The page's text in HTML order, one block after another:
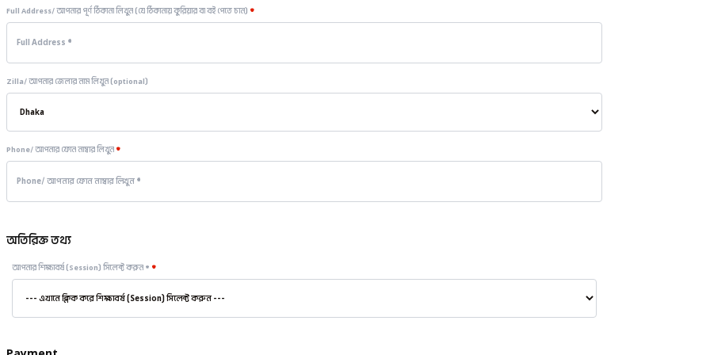
Full Address/ আপনার পূর্ণ ঠিকানা লিখুন (যে ঠিকানায় কুরিয়ার বা বই পেতে চান) *
Zilla/ আপনার জেলার নাম লিখুন(optional)
Phone/ আপনার ফোন নাম্বার লিখুন *
অতিরিক্ত তথ্য
আপনার শিক্ষাবর্ষ (Session) সিলেক্ট করুন * *